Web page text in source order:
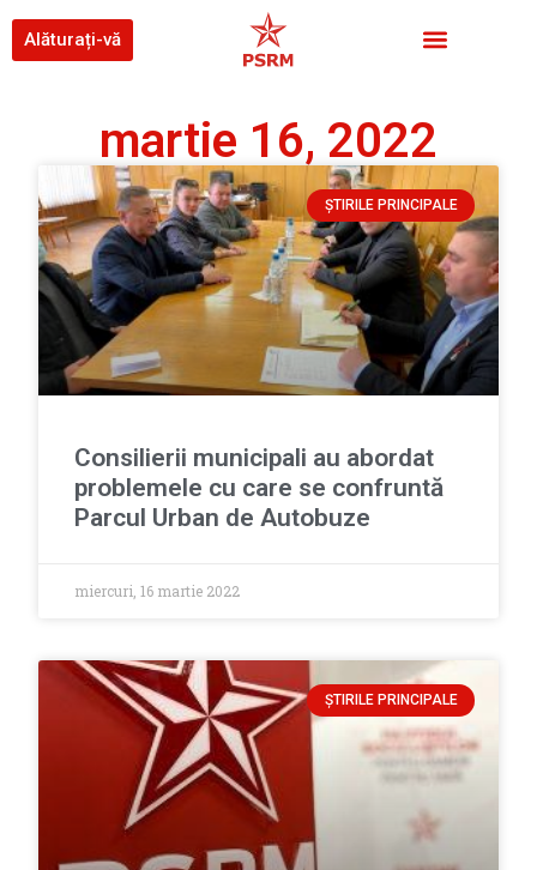
Alăturați-vă
martie 16, 2022
ȘTIRILE PRINCIPALE
Consilierii municipali au abordat
problemele cu care se confruntă
Parcul Urban de Autobuze
miercuri, 16 martie 2022
ȘTIRILE PRINCIPALE